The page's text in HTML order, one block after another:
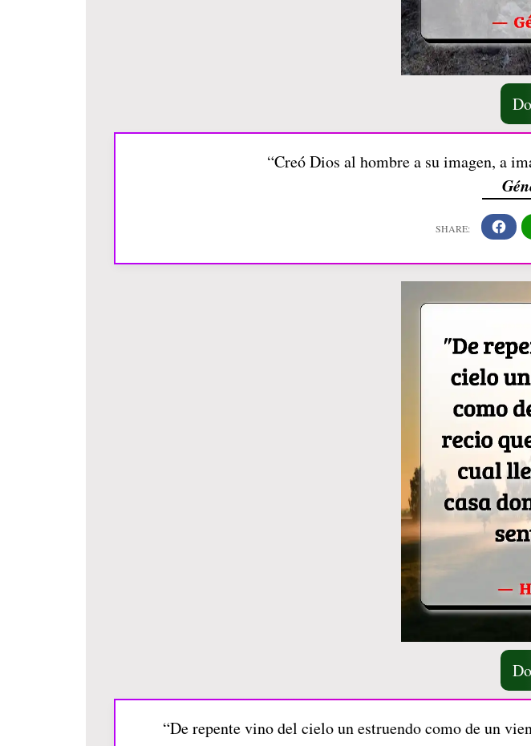
“Creó Dios al hombre a su imagen, a
“De repente vino del cielo un estruendo como de un